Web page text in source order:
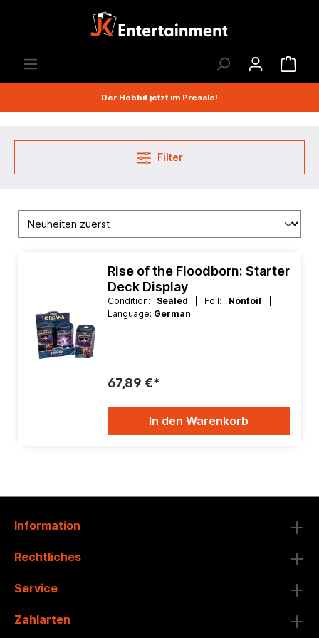
Der Hobbit jetzt im Presale!
Filter
Rise of the Floodborn: Starter
Deck Display
Condition: Sealed | Foil: Nonfoil
Language: German
67,89 €*
In den Warenkorb
Information
Rechtliches
Service
Zahlarten